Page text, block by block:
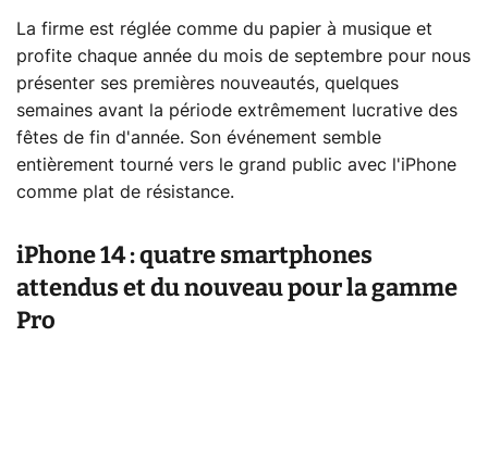
La firme est réglée comme du papier à musique et
profite chaque année du mois de septembre pour nous
présenter ses premières nouveautés, quelques
semaines avant la période extrêmement lucrative des
fêtes de fin d'année. Son événement semble
entièrement tourné vers le grand public avec l'iPhone
comme plat de résistance.
iPhone 14 : quatre smartphones
attendus et du nouveau pour la gamme
Pro